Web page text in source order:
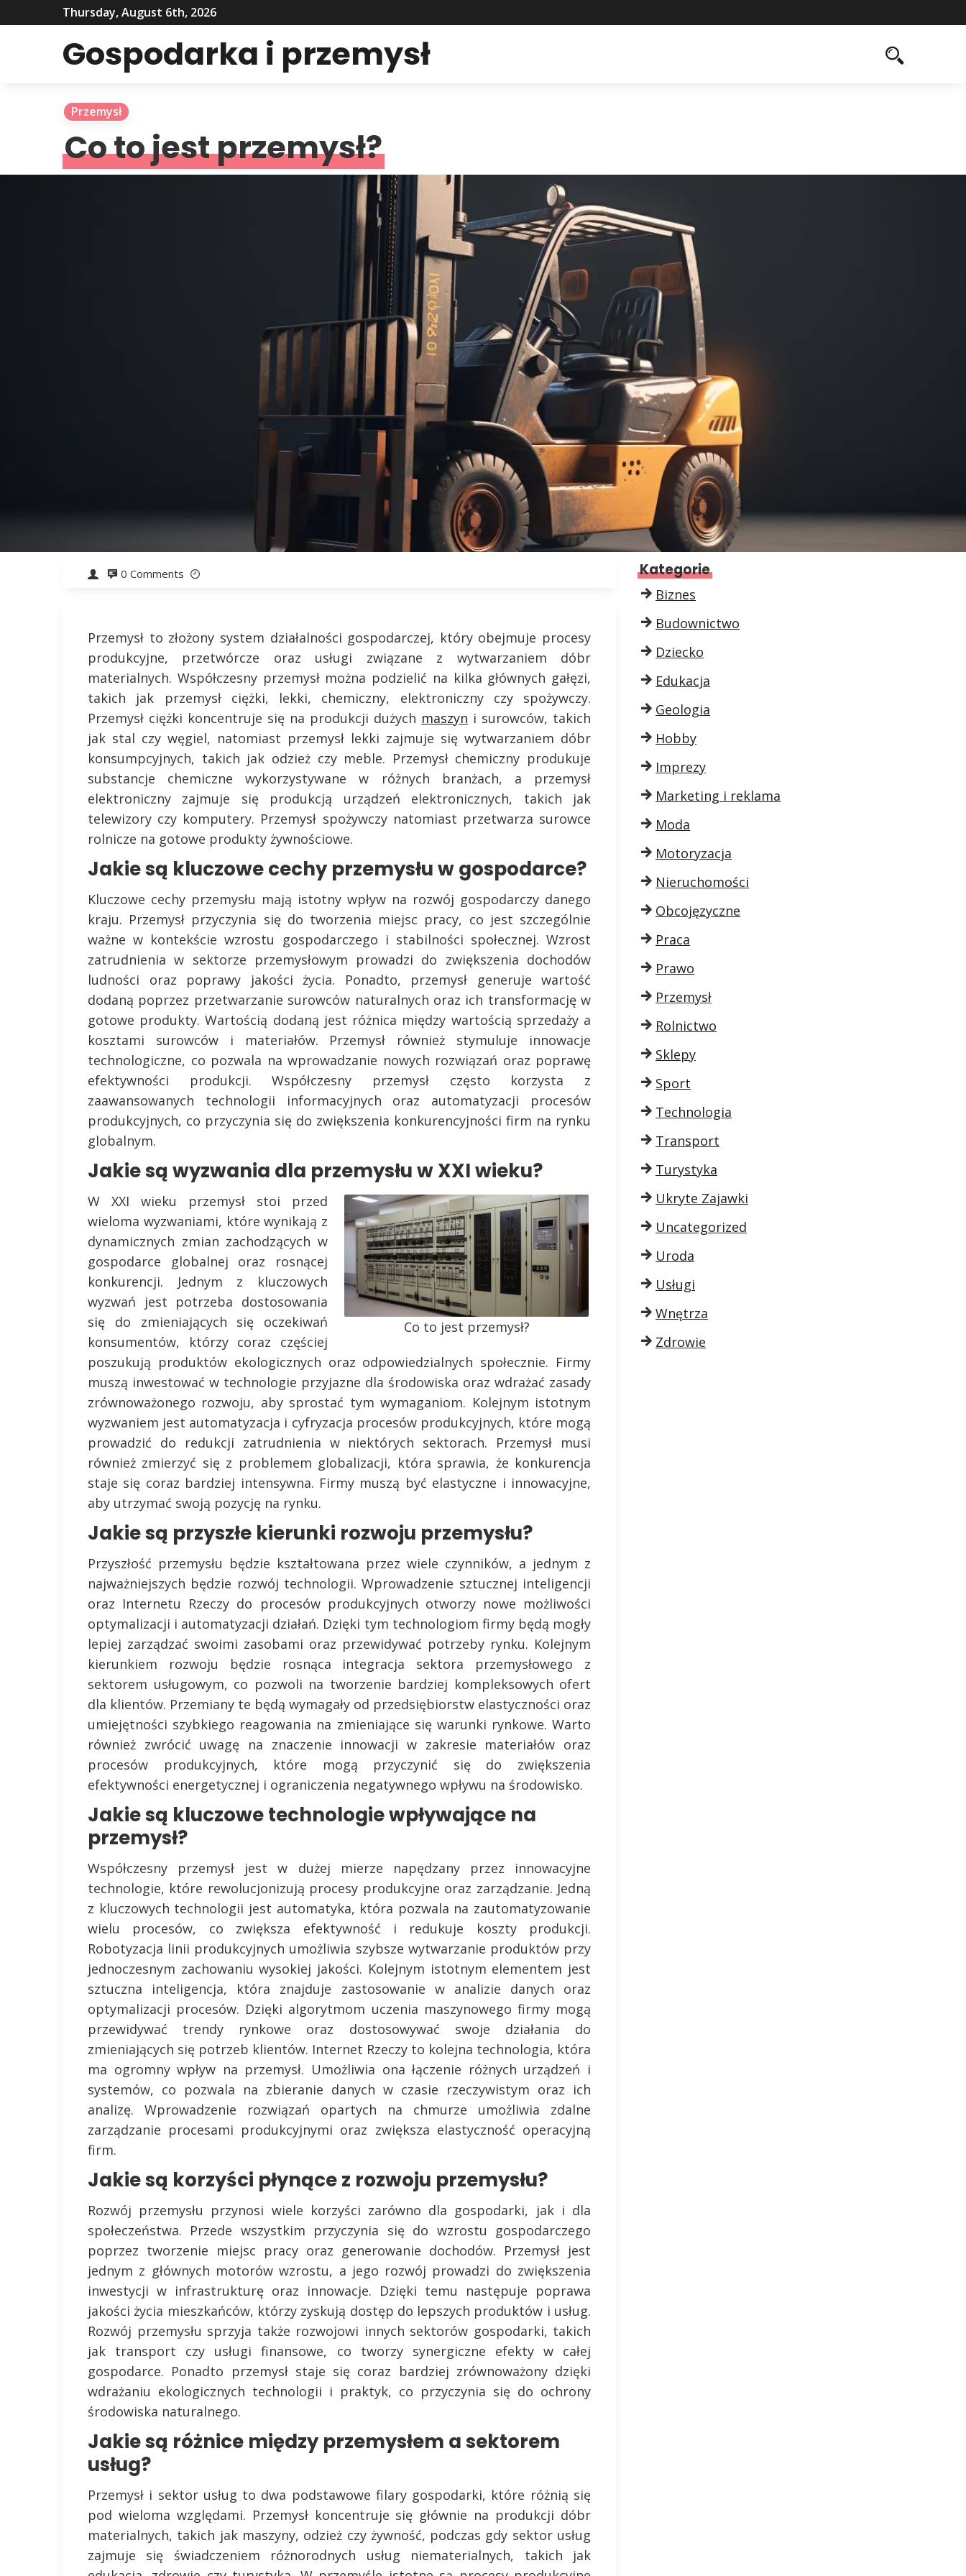
Thursday, August 6th, 2026
Gospodarka i przemysł
Przemysł
Co to jest przemysł?
0 Comments
Przemysł to złożony system działalności gospodarczej, który obejmuje procesy
produkcyjne, przetwórcze oraz usługi związane z wytwarzaniem dóbr
materialnych. Współczesny przemysł można podzielić na kilka głównych gałęzi,
takich jak przemysł ciężki, lekki, chemiczny, elektroniczny czy spożywczy.
Przemysł ciężki koncentruje się na produkcji dużych maszyn i surowców, takich
jak stal czy węgiel, natomiast przemysł lekki zajmuje się wytwarzaniem dóbr
konsumpcyjnych, takich jak odzież czy meble. Przemysł chemiczny produkuje
substancje chemiczne wykorzystywane w różnych branżach, a przemysł
elektroniczny zajmuje się produkcją urządzeń elektronicznych, takich jak
telewizory czy komputery. Przemysł spożywczy natomiast przetwarza surowce
rolnicze na gotowe produkty żywnościowe.
Jakie są kluczowe cechy przemysłu w gospodarce?
Kluczowe cechy przemysłu mają istotny wpływ na rozwój gospodarczy danego
kraju. Przemysł przyczynia się do tworzenia miejsc pracy, co jest szczególnie
ważne w kontekście wzrostu gospodarczego i stabilności społecznej. Wzrost
zatrudnienia w sektorze przemysłowym prowadzi do zwiększenia dochodów
ludności oraz poprawy jakości życia. Ponadto, przemysł generuje wartość
dodaną poprzez przetwarzanie surowców naturalnych oraz ich transformację w
gotowe produkty. Wartością dodaną jest różnica między wartością sprzedaży a
kosztami surowców i materiałów. Przemysł również stymuluje innowacje
technologiczne, co pozwala na wprowadzanie nowych rozwiązań oraz poprawę
efektywności produkcji. Współczesny przemysł często korzysta z
zaawansowanych technologii informacyjnych oraz automatyzacji procesów
produkcyjnych, co przyczynia się do zwiększenia konkurencyjności firm na rynku
globalnym.
Jakie są wyzwania dla przemysłu w XXI wieku?
Co to jest przemysł?
W XXI wieku przemysł stoi przed
wieloma wyzwaniami, które wynikają z
dynamicznych zmian zachodzących w
gospodarce globalnej oraz rosnącej
konkurencji. Jednym z kluczowych
wyzwań jest potrzeba dostosowania
się do zmieniających się oczekiwań
konsumentów, którzy coraz częściej
poszukują produktów ekologicznych oraz odpowiedzialnych społecznie. Firmy
muszą inwestować w technologie przyjazne dla środowiska oraz wdrażać zasady
zrównoważonego rozwoju, aby sprostać tym wymaganiom. Kolejnym istotnym
wyzwaniem jest automatyzacja i cyfryzacja procesów produkcyjnych, które mogą
prowadzić do redukcji zatrudnienia w niektórych sektorach. Przemysł musi
również zmierzyć się z problemem globalizacji, która sprawia, że konkurencja
staje się coraz bardziej intensywna. Firmy muszą być elastyczne i innowacyjne,
aby utrzymać swoją pozycję na rynku.
Jakie są przyszłe kierunki rozwoju przemysłu?
Przyszłość przemysłu będzie kształtowana przez wiele czynników, a jednym z
najważniejszych będzie rozwój technologii. Wprowadzenie sztucznej inteligencji
oraz Internetu Rzeczy do procesów produkcyjnych otworzy nowe możliwości
optymalizacji i automatyzacji działań. Dzięki tym technologiom firmy będą mogły
lepiej zarządzać swoimi zasobami oraz przewidywać potrzeby rynku. Kolejnym
kierunkiem rozwoju będzie rosnąca integracja sektora przemysłowego z
sektorem usługowym, co pozwoli na tworzenie bardziej kompleksowych ofert
dla klientów. Przemiany te będą wymagały od przedsiębiorstw elastyczności oraz
umiejętności szybkiego reagowania na zmieniające się warunki rynkowe. Warto
również zwrócić uwagę na znaczenie innowacji w zakresie materiałów oraz
procesów produkcyjnych, które mogą przyczynić się do zwiększenia
efektywności energetycznej i ograniczenia negatywnego wpływu na środowisko.
Jakie są kluczowe technologie wpływające na
przemysł?
Współczesny przemysł jest w dużej mierze napędzany przez innowacyjne
technologie, które rewolucjonizują procesy produkcyjne oraz zarządzanie. Jedną
z kluczowych technologii jest automatyka, która pozwala na zautomatyzowanie
wielu procesów, co zwiększa efektywność i redukuje koszty produkcji.
Robotyzacja linii produkcyjnych umożliwia szybsze wytwarzanie produktów przy
jednoczesnym zachowaniu wysokiej jakości. Kolejnym istotnym elementem jest
sztuczna inteligencja, która znajduje zastosowanie w analizie danych oraz
optymalizacji procesów. Dzięki algorytmom uczenia maszynowego firmy mogą
przewidywać trendy rynkowe oraz dostosowywać swoje działania do
zmieniających się potrzeb klientów. Internet Rzeczy to kolejna technologia, która
ma ogromny wpływ na przemysł. Umożliwia ona łączenie różnych urządzeń i
systemów, co pozwala na zbieranie danych w czasie rzeczywistym oraz ich
analizę. Wprowadzenie rozwiązań opartych na chmurze umożliwia zdalne
zarządzanie procesami produkcyjnymi oraz zwiększa elastyczność operacyjną
firm.
Jakie są korzyści płynące z rozwoju przemysłu?
Rozwój przemysłu przynosi wiele korzyści zarówno dla gospodarki, jak i dla
społeczeństwa. Przede wszystkim przyczynia się do wzrostu gospodarczego
poprzez tworzenie miejsc pracy oraz generowanie dochodów. Przemysł jest
jednym z głównych motorów wzrostu, a jego rozwój prowadzi do zwiększenia
inwestycji w infrastrukturę oraz innowacje. Dzięki temu następuje poprawa
jakości życia mieszkańców, którzy zyskują dostęp do lepszych produktów i usług.
Rozwój przemysłu sprzyja także rozwojowi innych sektorów gospodarki, takich
jak transport czy usługi finansowe, co tworzy synergiczne efekty w całej
gospodarce. Ponadto przemysł staje się coraz bardziej zrównoważony dzięki
wdrażaniu ekologicznych technologii i praktyk, co przyczynia się do ochrony
środowiska naturalnego.
Jakie są różnice między przemysłem a sektorem
usług?
Przemysł i sektor usług to dwa podstawowe filary gospodarki, które różnią się
pod wieloma względami. Przemysł koncentruje się głównie na produkcji dóbr
materialnych, takich jak maszyny, odzież czy żywność, podczas gdy sektor usług
zajmuje się świadczeniem różnorodnych usług niematerialnych, takich jak
Kategorie
Biznes
Budownictwo
Dziecko
Edukacja
Geologia
Hobby
Imprezy
Marketing i reklama
Moda
Motoryzacja
Nieruchomości
Obcojęzyczne
Praca
Prawo
Przemysł
Rolnictwo
Sklepy
Sport
Technologia
Transport
Turystyka
Ukryte Zajawki
Uncategorized
Uroda
Usługi
Wnętrza
Zdrowie